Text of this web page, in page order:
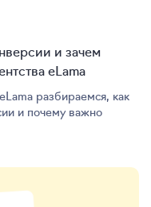
и зачем
eLama
разбираемся, как
и почему важно